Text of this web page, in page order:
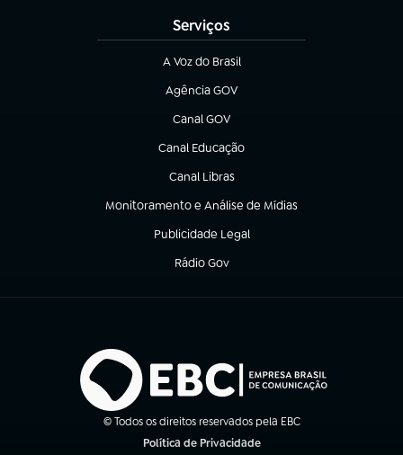
Serviços
A Voz do Brasil
(abre em nova aba)
Agência GOV
(abre em nova aba)
Canal GOV
(abre em nova aba)
Canal Educação
(abre em nova aba)
Canal Libras
(abre em nova aba)
Monitoramento e Análise de Mídias
(abre em nova aba)
Publicidade Legal
(abre em nova aba)
Rádio Gov
(abre em nova aba)
© Todos os direitos reservados pela EBC
Política de Privacidade